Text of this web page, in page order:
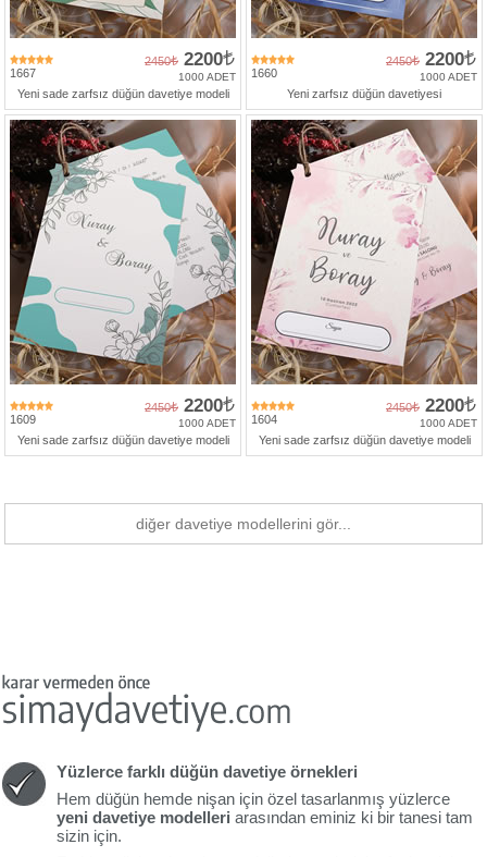
1667
2450 2200
1000 ADET
Yeni sade zarfsız düğün davetiye modeli
1660
2450 2200
1000 ADET
Yeni zarfsız düğün davetiyesi
1609
2450 2200
1000 ADET
Yeni sade zarfsız düğün davetiye modeli
1604
2450 2200
1000 ADET
Yeni sade zarfsız düğün davetiye modeli
diğer davetiye modellerini gör...
Yüzlerce farklı düğün davetiye örnekleri
Hem düğün hemde nişan için özel tasarlanmış yüzlerce
yeni davetiye modelleri arasından eminiz ki bir tanesi tam
sizin için.